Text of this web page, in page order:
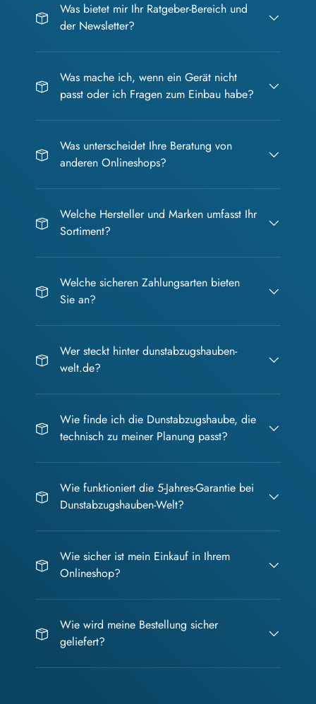
Was bietet mir Ihr Ratgeber-Bereich und
der Newsletter?
Was mache ich, wenn ein Gerät nicht
passt oder ich Fragen zum Einbau habe?
Was unterscheidet Ihre Beratung von
anderen Onlineshops?
Welche Hersteller und Marken umfasst Ihr
Sortiment?
Welche sicheren Zahlungsarten bieten
Sie an?
Wer steckt hinter dunstabzugshauben-
welt.de?
Wie finde ich die Dunstabzugshaube, die
technisch zu meiner Planung passt?
Wie funktioniert die 5-Jahres-Garantie bei
Dunstabzugshauben-Welt?
Wie sicher ist mein Einkauf in Ihrem
Onlineshop?
Wie wird meine Bestellung sicher
geliefert?